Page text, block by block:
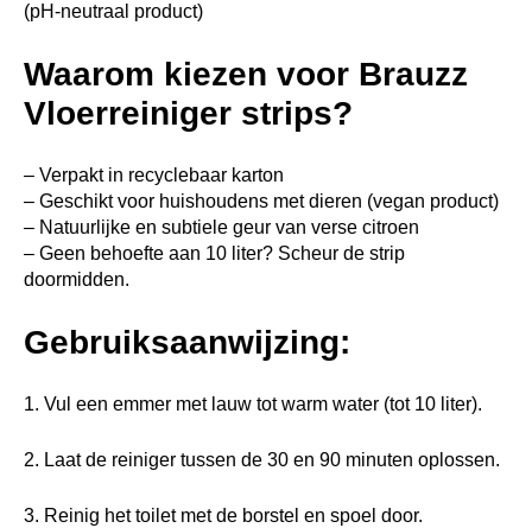
(pH-neutraal product)
Waarom kiezen voor Brauzz
Vloerreiniger strips?
– Verpakt in recyclebaar karton
– Geschikt voor huishoudens met dieren (vegan product)
– Natuurlijke en subtiele geur van verse citroen
– Geen behoefte aan 10 liter? Scheur de strip
doormidden.
Gebruiksaanwijzing:
1. Vul een emmer met lauw tot warm water (tot 10 liter).
2. Laat de reiniger tussen de 30 en 90 minuten oplossen.
3. Reinig het toilet met de borstel en spoel door.